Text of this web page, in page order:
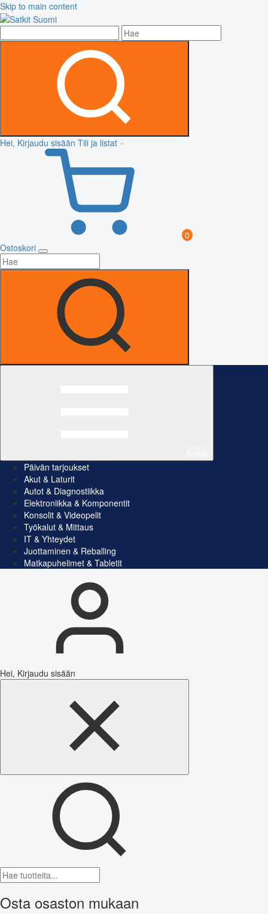
Skip to main content
Hei, Kirjaudu sisään Tili ja listat
0
Ostoskori
Päivän tarjoukset
Akut & Laturit
Autot & Diagnostiikka
Elektroniikka & Komponentit
Konsolit & Videopelit
Työkalut & Mittaus
IT & Yhteydet
Juottaminen & Reballing
Matkapuhelimet & Tabletit
Hei, Kirjaudu sisään
Osta osaston mukaan